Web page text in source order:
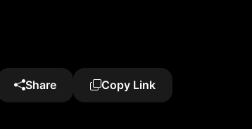
Share Copy Link